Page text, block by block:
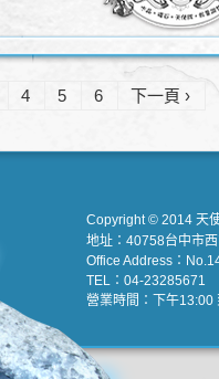
4 5 6 下一頁 ›
Copyright © 2014 天
地址：40758台中市
Office Address：
TEL：04-23285671
營業時間：下午13:00